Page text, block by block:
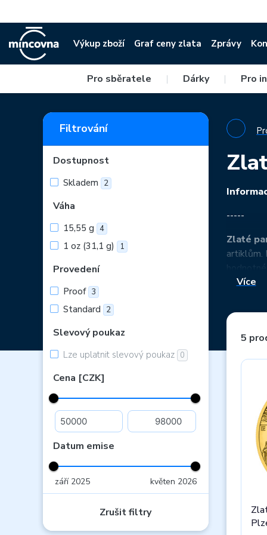
Výkup zboží Graf ceny zlata Zprávy
Pro sběratele | Dárky | Pro
Filtrování
Dostupnost
Skladem 2
Váha
15,55 g 4
1 oz (31,1 g) 1
Provedení
Proof 3
Standard 2
Slevový poukaz
Lze uplatnit slevový poukaz 0
Cena [CZK]
Datum emise
září 2025 květen 2026
Zrušit filtry
-----
Zlaté
artiklům.
mincí
Více
5